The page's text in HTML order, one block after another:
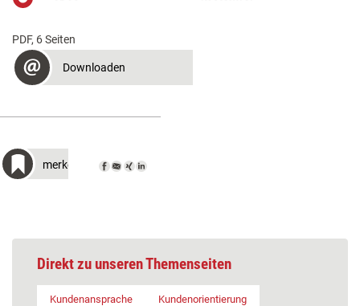
PDF, 6 Seiten
Downloaden
merken
Direkt zu unseren Themenseiten
Kundenansprache Kundenorientierung